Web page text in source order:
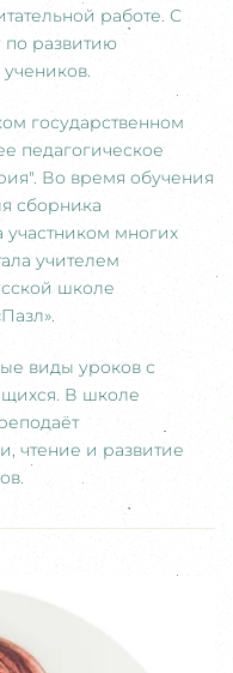
работе. С
по развитию
государственном
педагогическое
Во время обучения
сборника
многих
учителем
школе
виды уроков с
В школе
чтение и развитие